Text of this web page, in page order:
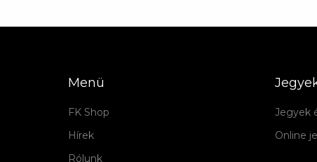
Menü
FK Shop
Hírek
Rólunk
Jegyek
Online